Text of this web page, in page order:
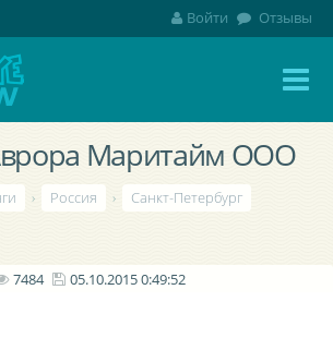
Маритайм ООО
› Россия ›
Санкт-Петербург
7484 05.10.2015 0:49:52
Войти Отзывы